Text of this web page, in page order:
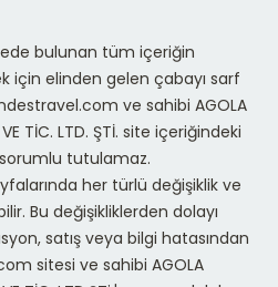
bulunan tüm içeriğin
için elinden gelen çabayı sarf
ve sahibi AGOLA
VE TİC. LTD. ŞTİ. site içeriğindeki
tutulamaz.
her türlü değişiklik ve
Bu değişikliklerden dolayı
satış veya bilgi hatasından
sitesi ve sahibi AGOLA